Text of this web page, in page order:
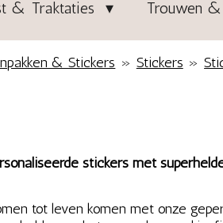
& Traktaties Trouwen
& Stickers » Stickers »
stickers met
tot leven komen met onze